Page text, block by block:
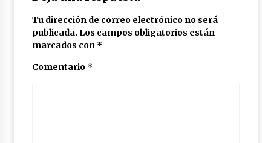
Tu dirección de correo electrónico no será
publicada. Los campos obligatorios están
marcados con *
Comentario *